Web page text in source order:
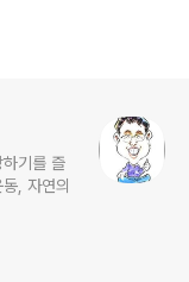
기를 즐
, 자연의